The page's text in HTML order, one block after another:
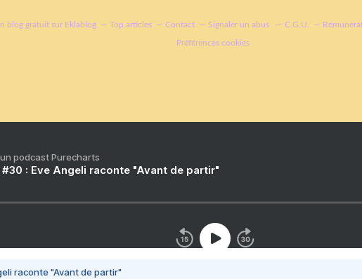
blog gratuit sur Eklablog Top articles Contact Signaler un abus C.G.U.
Préférences cookies
un podcast Purecharts
#30 : Eve Angeli raconte "Avant de partir"
raconte "Avant de partir"